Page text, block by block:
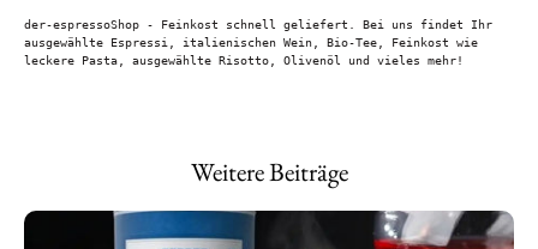
der-espressoShop - Feinkost schnell geliefert. Bei uns findet Ihr
ausgewählte Espressi, italienischen Wein, Bio-Tee, Feinkost wie
leckere Pasta, ausgewählte Risotto, Olivenöl und vieles mehr!
Weitere Beiträge